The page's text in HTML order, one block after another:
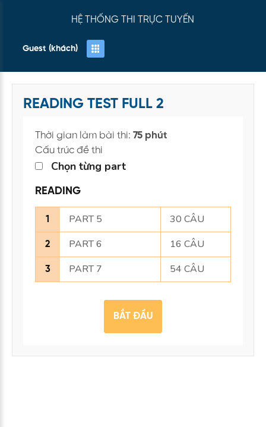
HỆ THỐNG THI TRỰC TUYẾN
Guest (khách)
READING TEST FULL 2
Thời gian làm bài thi: 75 phút
Cấu trúc đề thi
Chọn từng part
READING
1 PART 5 30 CÂU
2 PART 6 16 CÂU
3 PART 7 54 CÂU